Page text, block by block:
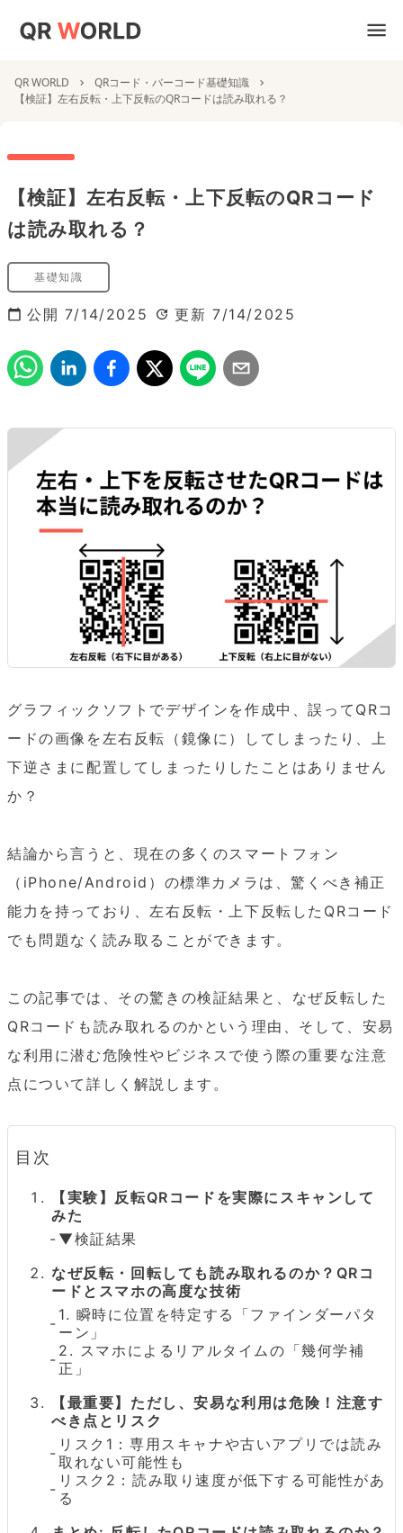
QR WORLD
QRコード・バーコード基礎知識
【検証】左右反転・上下反転のQRコードは読み取れる？
【検証】左右反転・上下反転のQRコード
は読み取れる？
基礎知識
公開 7/14/2025 更新 7/14/2025
グラフィックソフトでデザインを作成中、誤ってQRコ
ードの画像を左右反転（鏡像に）してしまったり、上
下逆さまに配置してしまったりしたことはありません
か？
結論から言うと、現在の多くのスマートフォン
（iPhone/Android）の標準カメラは、驚くべき補正
能力を持っており、左右反転・上下反転したQRコード
でも問題なく読み取ることができます。
この記事では、その驚きの検証結果と、なぜ反転した
QRコードも読み取れるのかという理由、そして、安易
な利用に潜む危険性やビジネスで使う際の重要な注意
点について詳しく解説します。
目次
【実験】反転QRコードを実際にスキャンして
みた
▼検証結果
なぜ反転・回転しても読み取れるのか？QRコ
ードとスマホの高度な技術
1. 瞬時に位置を特定する「ファインダーパタ
ーン」
2. スマホによるリアルタイムの「幾何学補
正」
【最重要】ただし、安易な利用は危険！注意す
べき点とリスク
リスク1：専用スキャナや古いアプリでは読み
取れない可能性も
リスク2：読み取り速度が低下する可能性があ
る